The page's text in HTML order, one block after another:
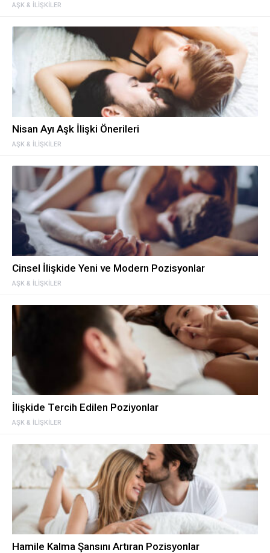
AŞK & İLIŞKILER
AŞK & İLIŞKILER
Nisan Ayı Aşk İlişki Önerileri
AŞK & İLIŞKILER
Cinsel İlişkide Yeni ve Modern Pozisyonlar
AŞK & İLIŞKILER
İlişkide Tercih Edilen Poziyonlar
Hamile Kalma Şansını Artıran Pozisyonlar